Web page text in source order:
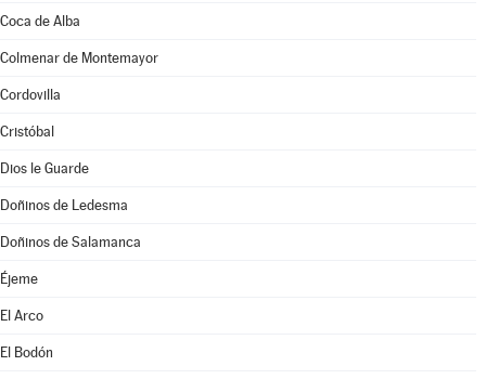
Coca de Alba
Colmenar de Montemayor
Cordovilla
Cristóbal
Dios le Guarde
Doñinos de Ledesma
Doñinos de Salamanca
Éjeme
El Arco
El Bodón